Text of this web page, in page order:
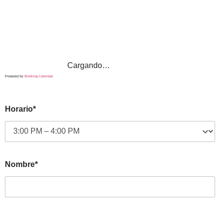
Cargando…
Powered by Booking Calendar
Horario*
Nombre*